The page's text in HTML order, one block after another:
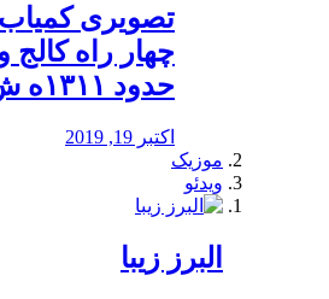
️تصویری کمیاب
چهار راه كالج
حدود ۱۳۱۱ه ش
اکتبر 19, 2019
موزیک
ویدئو
البرز زیبا